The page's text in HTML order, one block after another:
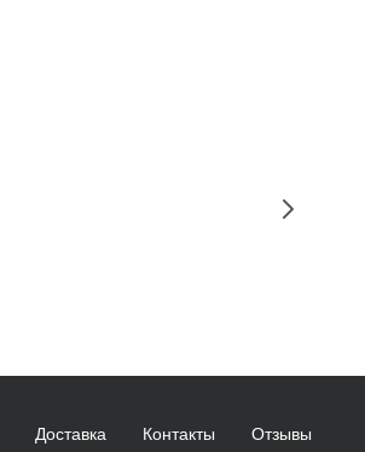
Доставка Контакты Отзывы